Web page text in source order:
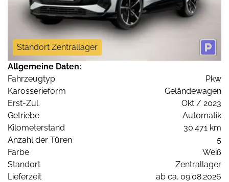
Standort Zentrallager
Allgemeine Daten:
Fahrzeugtyp
Pkw
Karosserieform
Geländewagen
Erst-Zul.
Okt / 2023
Getriebe
Automatik
Kilometerstand
30.471 km
Anzahl der Türen
5
Farbe
Weiß
Standort
Zentrallager
Lieferzeit
ab ca. 09.08.2026